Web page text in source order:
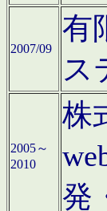
2007/09
有
ス
2005～
2010
株
発